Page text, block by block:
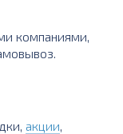
компаниями,
акции,